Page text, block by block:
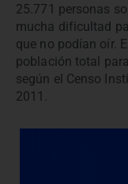
25.771 personas
mucha dificultad
que no podían oír.
población total
según el Censo
2011.